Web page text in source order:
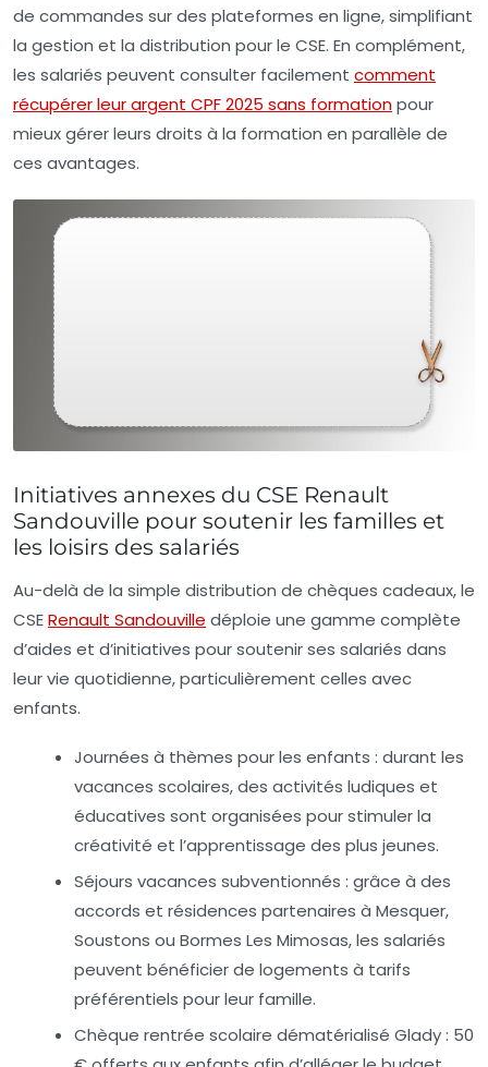
de commandes sur des plateformes en ligne, simplifiant
la gestion et la distribution pour le CSE. En complément,
les salariés peuvent consulter facilement comment
récupérer leur argent CPF 2025 sans formationpour
mieux gérer leurs droits à la formation en parallèle de
ces avantages.
Initiatives annexes du CSE Renault
Sandouville pour soutenir les familles et
les loisirs des salariés
Au-delà de la simple distribution de chèques cadeaux, le
CSERenault Sandouville déploie une gamme complète
d’aides et d’initiatives pour soutenir ses salariés dans
leur vie quotidienne, particulièrement celles avec
enfants.
Journées à thèmes pour les enfants : durant les
vacances scolaires, des activités ludiques et
éducatives sont organisées pour stimuler la
créativité et l’apprentissage des plus jeunes.
Séjours vacances subventionnés : grâce à des
accords et résidences partenaires à Mesquer,
Soustons ou Bormes Les Mimosas, les salariés
peuvent bénéficier de logements à tarifs
préférentiels pour leur famille.
Chèque rentrée scolaire dématérialisé Glady : 50